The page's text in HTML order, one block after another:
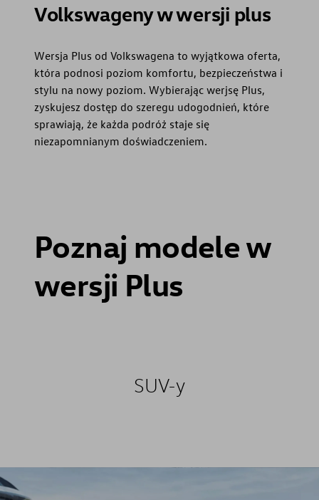
Volkswageny w wersji plus
Wersja Plus od Volkswagena to wyjątkowa oferta,
która podnosi poziom komfortu, bezpieczeństwa i
stylu na nowy poziom. Wybierając werjsę Plus,
zyskujesz dostęp do szeregu udogodnień, które
sprawiają, że każda podróż staje się
niezapomnianym doświadczeniem.
Poznaj modele w
wersji Plus
SUV-y